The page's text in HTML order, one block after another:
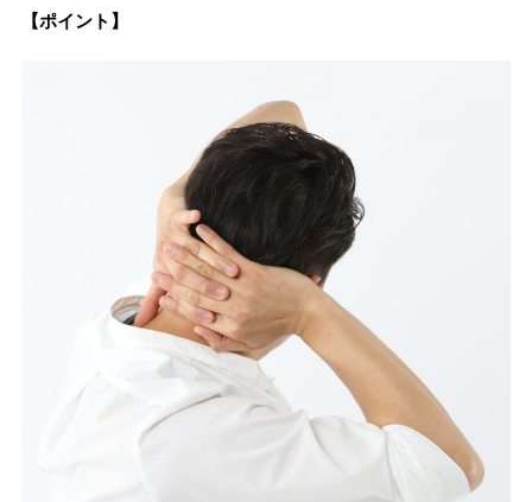
【ポイント】